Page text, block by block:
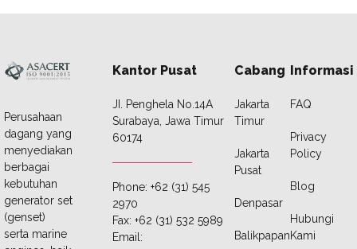
Perusahaan
dagang yang
menyediakan
berbagai
kebutuhan
generator set
(genset)
serta marine
Kantor Pusat
JI. Penghela No.14A
Surabaya, Jawa Timur
60174
Phone: +62 (31) 545
2970
Fax: +62 (31) 532 5989
Email:
Cabang
Jakarta
Timur
Jakarta
Pusat
Denpasar
Balikpapan
Informasi
FAQ
Privacy
Policy
Blog
Hubungi
Kami